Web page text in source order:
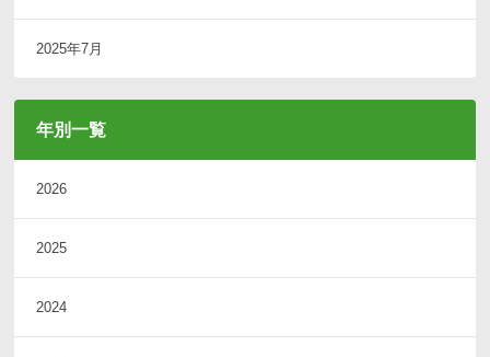
2025年7月
年別一覧
2026
2025
2024